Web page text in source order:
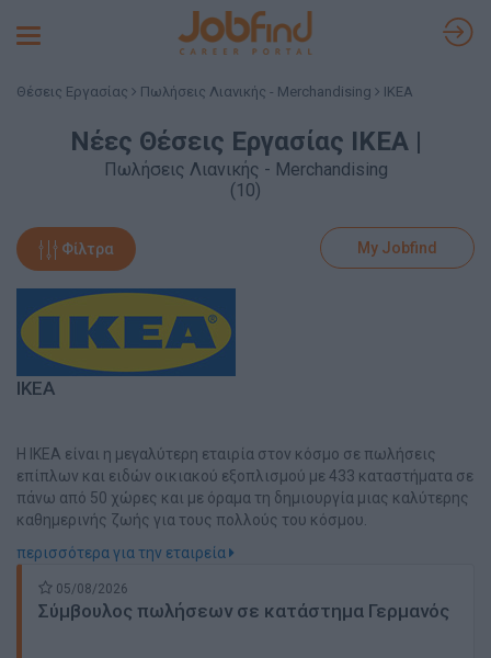
Toggle
Θέσεις Εργασίας Πωλήσεις Λιανικής - Merchandising IKEA
Νέες Θέσεις Εργασίας IKEA |
Πωλήσεις Λιανικής - Merchandising
(10)
Φίλτρα My Jobfind
IKEA
Η ΙΚΕΑ είναι η μεγαλύτερη εταιρία στον κόσμο σε πωλήσεις
επίπλων και ειδών οικιακού εξοπλισμού με 433 καταστήματα σε
πάνω από 50 χώρες και με όραμα τη δημιουργία μιας καλύτερης
καθημερινής ζωής για τους πολλούς του κόσμου.
περισσότερα για την εταιρεία
05/08/2026
Σύμβουλος πωλήσεων σε κατάστημα Γερμανός